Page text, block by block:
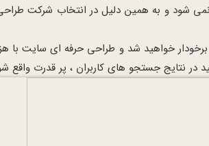
شود و به همین دلیل در انتخاب شرکت
خواهید شد و طراحی حرفه ای سایت با
نتایج جستجو های کاربران ، پر قدرت واقع